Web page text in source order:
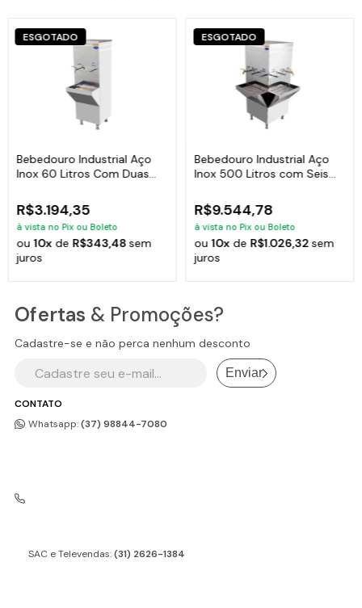
Volume do reservatório: 200 Litros
Quatro torneiras, sendo uma natural e três geladas.
Compressor: 1/4 HP
Largura: 75 cm
Comprimento: 58 cm
Altura: 155 cm
Temperatura: 0º a 15º C
Garantia: 1 ano
Itens incluso:
01 Bebedouro industrial em aço inox 200 litros com quatro
torneiras - BI 200
ESGOTADO
Bebedouro Industrial Aço
Inox 60 Litros Com Duas
R$3.194,35
à vista no Pix ou Boleto
ou10x de R$343,48sem
juros
ESGOTADO
Bebedouro Industrial Aço
Inox 500 Litros com Seis
R$9.544,78
à vista no Pix ou Boleto
ou10x de R$1.026,32sem
juros
CONTATO
Whatsapp:(37) 98844-7080
SAC e Televendas:(31) 2626-1384
Ofertas & Promoções?
Cadastre-se e não perca nenhum desconto
Enviar